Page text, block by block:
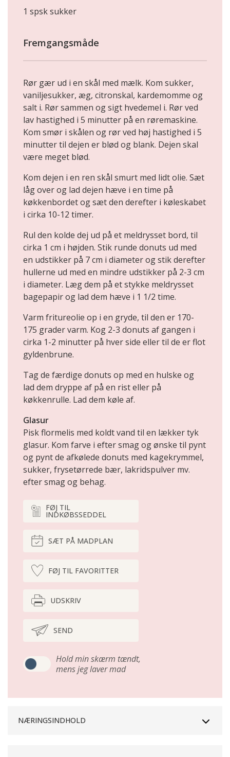
1 spsk sukker
Fremgangsmåde
Rør gær ud i en skål med mælk. Kom sukker,
vaniljesukker, æg, citronskal, kardemomme og
salt i. Rør sammen og sigt hvedemel i. Rør ved
lav hastighed i 5 minutter på en røremaskine.
Kom smør i skålen og rør ved høj hastighed i 5
minutter til dejen er blød og blank. Dejen skal
være meget blød.
Kom dejen i en ren skål smurt med lidt olie. Sæt
låg over og lad dejen hæve i en time på
køkkenbordet og sæt den derefter i køleskabet
i cirka 10-12 timer.
Rul den kolde dej ud på et meldrysset bord, til
cirka 1 cm i højden. Stik runde donuts ud med
en udstikker på 7 cm i diameter og stik derefter
hullerne ud med en mindre udstikker på 2-3 cm
i diameter. Læg dem på et stykke meldrysset
bagepapir og lad dem hæve i 1 1/2 time.
Varm fritureolie op i en gryde, til den er 170-
175 grader varm. Kog 2-3 donuts af gangen i
cirka 1-2 minutter på hver side eller til de er flot
gyldenbrune.
Tag de færdige donuts op med en hulske og
lad dem dryppe af på en rist eller på
køkkenrulle. Lad dem køle af.
Glasur
Pisk flormelis med koldt vand til en lækker tyk
glasur. Kom farve i efter smag og ønske til pynt
og pynt de afkølede donuts med kagekrymmel,
sukker, frysetørrede bær, lakridspulver mv.
efter smag og behag.
FØJ TIL
INDKØBSSEDDEL
SÆT PÅ MADPLAN
FØJ TIL FAVORITTER
UDSKRIV
SEND
Hold min skærm tændt,
mens jeg laver mad
NÆRINGSINDHOLD